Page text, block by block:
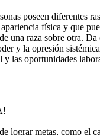
poseen diferentes
física y que
una raza sobre otra. Da
y la opresión
las oportunidades
lograr metas, como el